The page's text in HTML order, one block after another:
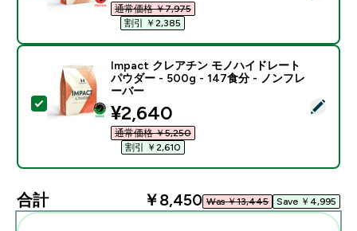
通常価格 ￥7,975‎
割引 ￥2,385‎
この商品を選択 - Impact クレアチン モノハイドレ
Impact クレアチン モノハイドレート
パウダー - 500g - 147食分 - ノンフレ
ーバー
discounted price
¥2,640‎
通常価格 ￥5,250‎
割引 ￥2,610‎
合計 ￥8,450‎ Was ￥13,445‎ Save ￥4,995‎